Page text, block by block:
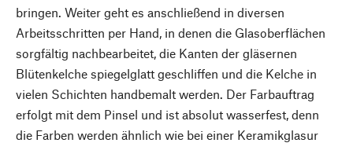
bringen. Weiter geht es anschließend in diversen
Arbeitsschritten per Hand, in denen die Glasoberflächen
sorgfältig nachbearbeitet, die Kanten der gläsernen
Blütenkelche spiegelglatt geschliffen und die Kelche in
vielen Schichten handbemalt werden. Der Farbauftrag
erfolgt mit dem Pinsel und ist absolut wasserfest, denn
die Farben werden ähnlich wie bei einer Keramikglasur